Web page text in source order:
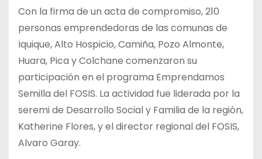
Con la firma de un acta de compromiso, 210
personas emprendedoras de las comunas de
Iquique, Alto Hospicio, Camiña, Pozo Almonte,
Huara, Pica y Colchane comenzaron su
participación en el programa Emprendamos
Semilla del FOSIS. La actividad fue liderada por la
seremi de Desarrollo Social y Familia de la región,
Katherine Flores, y el director regional del FOSIS,
Alvaro Garay.